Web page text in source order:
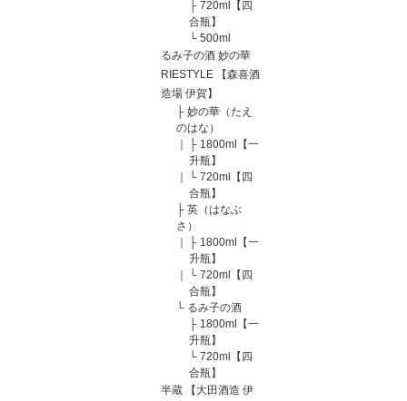
├ 720ml【四
合瓶】
└ 500ml
るみ子の酒 妙の華
RIESTYLE 【森喜酒
造場 伊賀】
├ 妙の華（たえ
のはな）
｜
├ 1800ml【一
升瓶】
｜
└ 720ml【四
合瓶】
├ 英（はなぶ
さ）
｜
├ 1800ml【一
升瓶】
｜
└ 720ml【四
合瓶】
└ るみ子の酒
├ 1800ml【一
升瓶】
└ 720ml【四
合瓶】
半蔵 【大田酒造 伊